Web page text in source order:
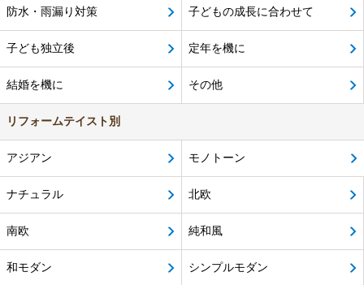
防水・雨漏り対策 子どもの成長に合わせて
子ども独立後 定年を機に
結婚を機に その他
リフォームテイスト別
アジアン モノトーン
ナチュラル 北欧
南欧 純和風
和モダン シンプルモダン